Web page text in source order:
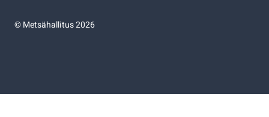
©Metsähallitus 2026